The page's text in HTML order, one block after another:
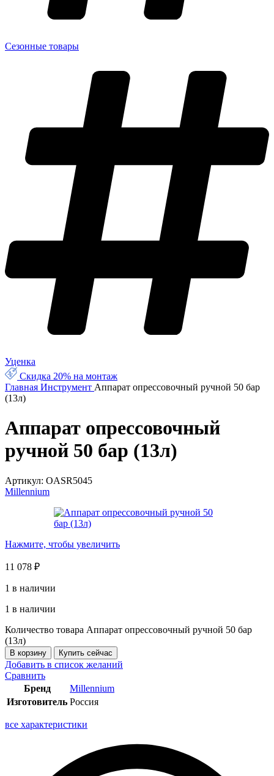
Сезонные товары
Уценка
Скидка 20% на монтаж
Главная Инструмент Аппарат опрессовочный ручной 50 бар
(13л)
Аппарат опрессовочный
ручной 50 бар (13л)
Артикул: OASR5045
Millennium
Нажмите, чтобы увеличить
11 078 ₽
1 в наличии
1 в наличии
Количество товара Аппарат опрессовочный ручной 50 бар
(13л)
В корзину Купить сейчас
Добавить в список желаний
Сравнить
Бренд
Millennium
Изготовитель Россия
все характеристики